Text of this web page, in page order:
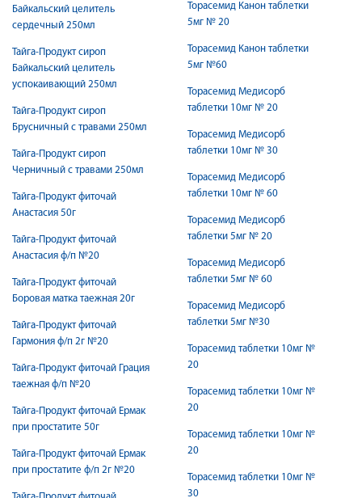
Байкальский целитель
сердечный 250мл
Тайга-Продукт сироп
Байкальский целитель
успокаивающий 250мл
Тайга-Продукт сироп
Брусничный с травами 250мл
Тайга-Продукт сироп
Черничный с травами 250мл
Тайга-Продукт фиточай
Анастасия 50г
Тайга-Продукт фиточай
Анастасия ф/п №20
Тайга-Продукт фиточай
Боровая матка таежная 20г
Тайга-Продукт фиточай
Гармония ф/п 2г №20
Тайга-Продукт фиточай Грация
таежная ф/п №20
Тайга-Продукт фиточай Ермак
при простатите 50г
Тайга-Продукт фиточай Ермак
при простатите ф/п 2г №20
Торасемид Канон таблетки
5мг № 20
Торасемид Канон таблетки
5мг №60
Торасемид Медисорб
таблетки 10мг № 20
Торасемид Медисорб
таблетки 10мг № 30
Торасемид Медисорб
таблетки 10мг № 60
Торасемид Медисорб
таблетки 5мг № 20
Торасемид Медисорб
таблетки 5мг № 60
Торасемид Медисорб
таблетки 5мг №30
Торасемид таблетки 10мг №
20
Торасемид таблетки 10мг №
20
Торасемид таблетки 10мг №
20
Торасемид таблетки 10мг №
30